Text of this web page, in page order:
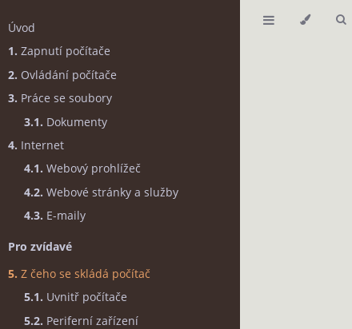
Úvod
1. Zapnutí počítače
2. Ovládání počítače
3. Práce se soubory
3.1. Dokumenty
4. Internet
4.1. Webový prohlížeč
4.2. Webové stránky a služby
4.3. E-maily
Pro zvídavé
5. Z čeho se skládá počítač
5.1. Uvnitř počítače
5.2. Periferní zařízení